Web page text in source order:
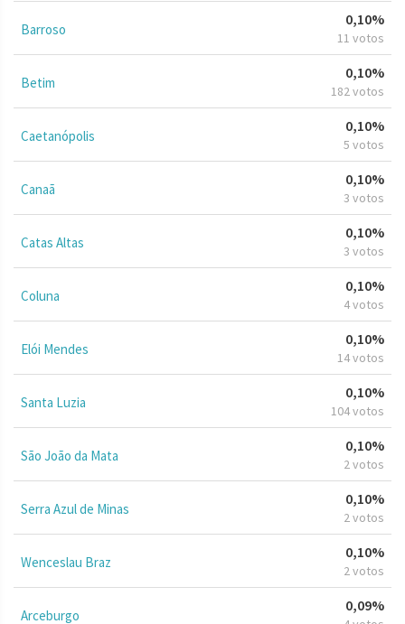
Barroso
0,10%
11 votos
Betim
0,10%
182 votos
Caetanópolis
0,10%
5 votos
Canaã
0,10%
3 votos
Catas Altas
0,10%
3 votos
Coluna
0,10%
4 votos
Elói Mendes
0,10%
14 votos
Santa Luzia
0,10%
104 votos
São João da Mata
0,10%
2 votos
Serra Azul de Minas
0,10%
2 votos
Wenceslau Braz
0,10%
2 votos
Arceburgo
0,09%